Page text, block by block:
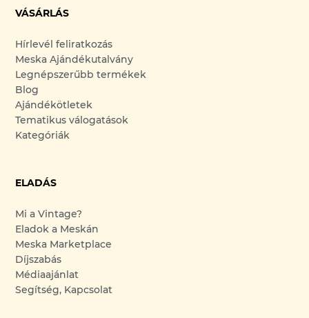
VÁSÁRLÁS
Hírlevél feliratkozás
Meska Ajándékutalvány
Legnépszerűbb termékek
Blog
Ajándékötletek
Tematikus válogatások
Kategóriák
ELADÁS
Mi a Vintage?
Eladok a Meskán
Meska Marketplace
Díjszabás
Médiaajánlat
Segítség, Kapcsolat